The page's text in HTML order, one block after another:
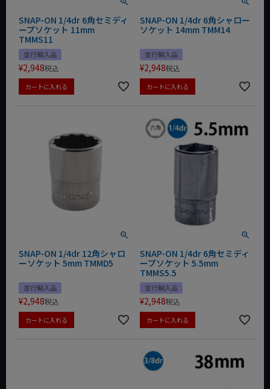
SNAP-ON 1/4dr 6角セミディ
ープソケット 11mm
TMMS11
並行輸入品
¥2,948税込
カートに入れる
SNAP-ON 1/4dr 6角シャロー
ソケット 14mm TMM14
並行輸入品
¥2,948税込
カートに入れる
SNAP-ON 1/4dr 12角シャロ
ーソケット 5mm TMMD5
並行輸入品
¥2,948税込
カートに入れる
SNAP-ON 1/4dr 6角セミディ
ープソケット 5.5mm
TMMS5.5
並行輸入品
¥2,948税込
カートに入れる